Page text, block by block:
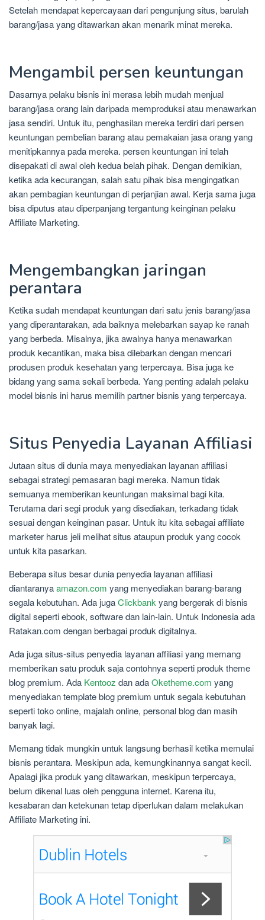
Setelah mendapat kepercayaan dari pengunjung situs, barulah
barang/jasa yang ditawarkan akan menarik minat mereka.
Mengambil persen keuntungan
Dasarnya pelaku bisnis ini merasa lebih mudah menjual
barang/jasa orang lain daripada memproduksi atau menawarkan
jasa sendiri. Untuk itu, penghasilan mereka terdiri dari persen
keuntungan pembelian barang atau pemakaian jasa orang yang
menitipkannya pada mereka. persen keuntungan ini telah
disepakati di awal oleh kedua belah pihak. Dengan demikian,
ketika ada kecurangan, salah satu pihak bisa mengingatkan
akan pembagian keuntungan di perjanjian awal. Kerja sama juga
bisa diputus atau diperpanjang tergantung keinginan pelaku
Affiliate Marketing.
Mengembangkan jaringan
perantara
Ketika sudah mendapat keuntungan dari satu jenis barang/jasa
yang diperantarakan, ada baiknya melebarkan sayap ke ranah
yang berbeda. Misalnya, jika awalnya hanya menawarkan
produk kecantikan, maka bisa dilebarkan dengan mencari
produsen produk kesehatan yang terpercaya. Bisa juga ke
bidang yang sama sekali berbeda. Yang penting adalah pelaku
model bisnis ini harus memilih partner bisnis yang terpercaya.
Situs Penyedia Layanan Affiliasi
Jutaan situs di dunia maya menyediakan layanan affiliasi
sebagai strategi pemasaran bagi mereka. Namun tidak
semuanya memberikan keuntungan maksimal bagi kita.
Terutama dari segi produk yang disediakan, terkadang tidak
sesuai dengan keinginan pasar. Untuk itu kita sebagai affiliate
marketer harus jeli melihat situs ataupun produk yang cocok
untuk kita pasarkan.
Beberapa situs besar dunia penyedia layanan affiliasi
diantaranyaamazon.com yang menyediakan barang-barang
segala kebutuhan. Ada jugaClickbank yang bergerak di bisnis
digital seperti ebook, software dan lain-lain. Untuk Indonesia ada
Ratakan.com dengan berbagai produk digitalnya.
Ada juga situs-situs penyedia layanan affiliasi yang memang
memberikan satu produk saja contohnya seperti produk theme
blog premium. Ada Kentooz dan adaOketheme.com yang
menyediakan template blog premium untuk segala kebutuhan
seperti toko online, majalah online, personal blog dan masih
banyak lagi.
Memang tidak mungkin untuk langsung berhasil ketika memulai
bisnis perantara. Meskipun ada, kemungkinannya sangat kecil.
Apalagi jika produk yang ditawarkan, meskipun terpercaya,
belum dikenal luas oleh pengguna internet. Karena itu,
kesabaran dan ketekunan tetap diperlukan dalam melakukan
Affiliate Marketing ini.